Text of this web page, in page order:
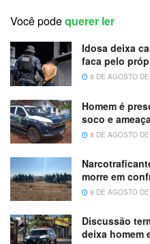
Você podequerer ler
Idosa deixa
faca pelo
8 DE AGOSTO
Homem é
soco e
8 DE AGOSTO
morre em
8 DE AGOSTO
Discussão
deixa homem